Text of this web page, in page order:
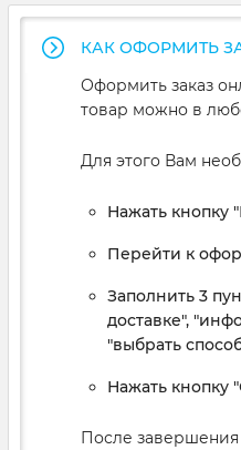
КАК ОФОРМИТЬ
Оформить заказ
товар можно в
Для этого Вам
Нажать кнопку
Перейти к
Заполнить 3
доставке",
"выбрать
Нажать кнопку
После